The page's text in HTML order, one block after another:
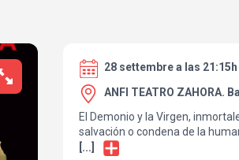
28 settembre a las 21:15h
ANFI TEATRO ZAHORA.
El Demonio y la Virgen,
salvación o condena de la
de su partida son dos parejas
[...]